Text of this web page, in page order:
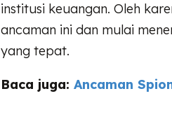
institusi keuangan. Oleh
ancaman ini dan mulai
yang tepat.
Baca juga: Ancaman